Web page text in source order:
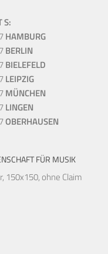
S:
HAMBURG
BERLIN
BIELEFELD
LEIPZIG
MÜNCHEN
LINGEN
OBERHAUSEN
FÜR MUSIK